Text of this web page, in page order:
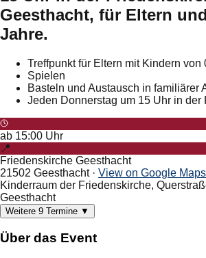
Geesthacht, für Eltern
Jahre.
Treffpunkt für Eltern mit Kindern von
Spielen
Basteln und Austausch in familiärer
Jeden Donnerstag um 15 Uhr in der
ab 15:00 Uhr
📍
Friedenskirche Geesthacht
21502 Geesthacht· View on Google Maps
Kinderraum der Friedenskirche,
Geesthacht
Weitere 9 Termine ▼
Über das Event